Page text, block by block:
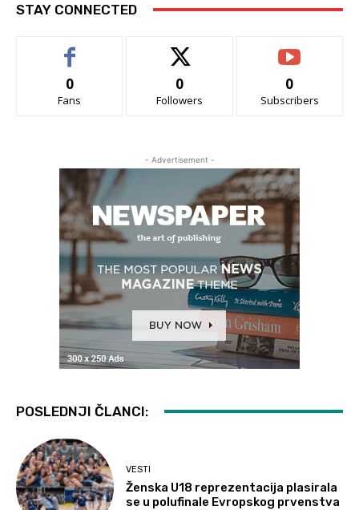
STAY CONNECTED
0
Fans
0
Followers
0
Subscribers
- Advertisement -
POSLEDNJI ČLANCI:
VESTI
Ženska U18 reprezentacija plasirala
se u polufinale Evropskog prvenstva